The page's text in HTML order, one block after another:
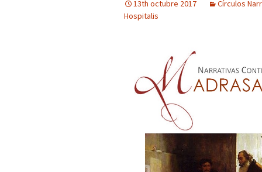
Facebook
Desigualdades en torno
al cáncer de mama:
Anatomía del horror: la
violencia asociada a los
radicalismos
Creencias, sanaciones y
milagros: miradas desde
Argentina y España
El acompañamiento de
Aslan
El
Visita al
Granada
Visita a la
13th octubre 2017 Círculos
Hospitalis